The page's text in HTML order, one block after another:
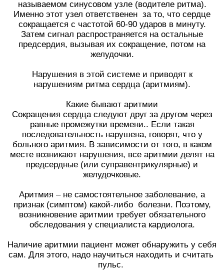
называемом синусовом узле (водителе ритма).
Именно этот узел ответственен за то, что сердце
сокращается с частотой 60-90 ударов в минуту.
Затем сигнал распространяется на остальные
предсердия, вызывая их сокращение, потом на
желудочки.
Нарушения в этой системе и приводят к
нарушениям ритма сердца (аритмиям).
Какие бывают аритмии
Сокращения сердца следуют друг за другом через
равные промежутки времени.. Если такая
последовательность нарушена, говорят, что у
больного аритмия. В зависимости от того, в каком
месте возникают нарушения, все аритмии делят на
предсердные (или суправентрикулярные) и
желудочковые.
Аритмия – не самостоятельное заболевание, а
признак (симптом) какой-либо болезни. Поэтому,
возникновение аритмии требует обязательного
обследования у специалиста кардиолога.
Наличие аритмии пациент может обнаружить у себя
сам. Для этого, надо научиться находить и считать
пульс.